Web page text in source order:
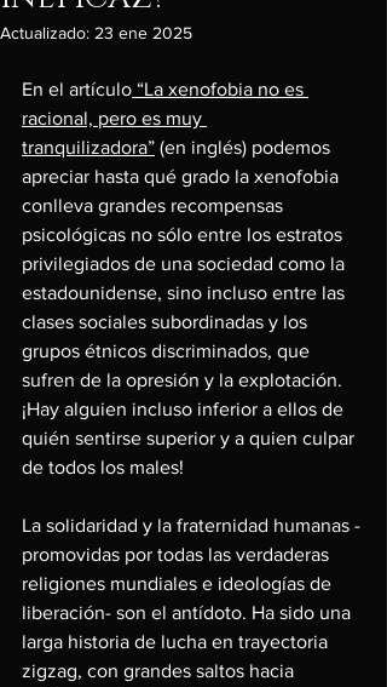
Actualizado: 23 ene 2025
En el artículo “La xenofobia no es
racional, pero es muy
tranquilizadora” (en inglés) podemos
apreciar hasta qué grado la xenofobia
conlleva grandes recompensas
psicológicas no sólo entre los estratos
privilegiados de una sociedad como la
estadounidense, sino incluso entre las
clases sociales subordinadas y los
grupos étnicos discriminados, que
sufren de la opresión y la explotación.
¡Hay alguien incluso inferior a ellos de
quién sentirse superior y a quien culpar
de todos los males!
La solidaridad y la fraternidad humanas -
promovidas por todas las verdaderas
religiones mundiales e ideologías de
liberación- son el antídoto. Ha sido una
larga historia de lucha en trayectoria
zigzag, con grandes saltos hacia